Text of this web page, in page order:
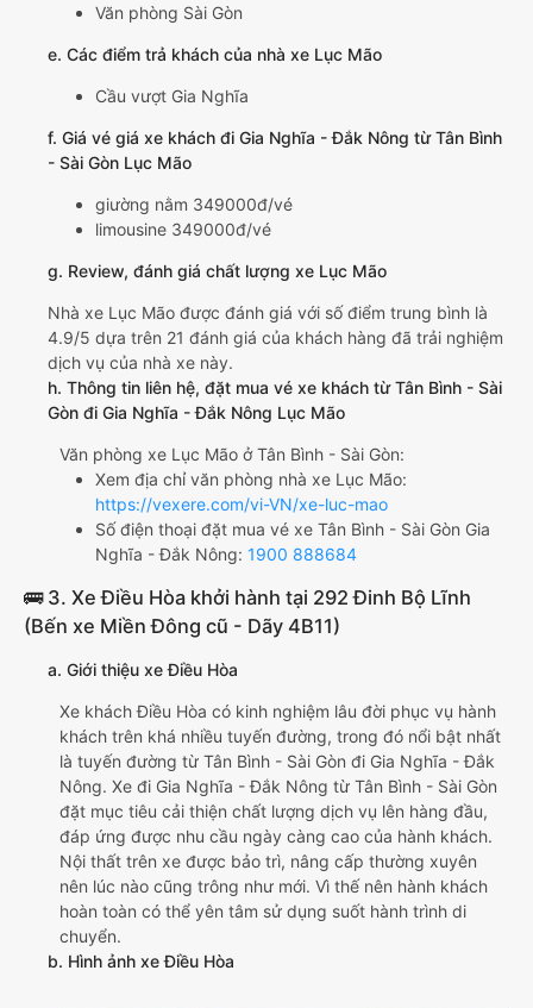
Văn phòng Sài Gòn
e. Các điểm trả khách của nhà xe Lục Mão
Cầu vượt Gia Nghĩa
f. Giá vé giá xe khách đi Gia Nghĩa - Đắk Nông từ Tân Bình
- Sài Gòn Lục Mão
giường nằm 349000đ/vé
limousine 349000đ/vé
g. Review, đánh giá chất lượng xe Lục Mão
Nhà xe Lục Mão được đánh giá với số điểm trung bình là
4.9/5 dựa trên 21 đánh giá của khách hàng đã trải nghiệm
dịch vụ của nhà xe này.
h. Thông tin liên hệ, đặt mua vé xe khách từ Tân Bình - Sài
Gòn đi Gia Nghĩa - Đắk Nông Lục Mão
Văn phòng xe Lục Mão ở Tân Bình - Sài Gòn:
Xem địa chỉ văn phòng nhà xe Lục Mão:
https://vexere.com/vi-VN/xe-luc-mao
Số điện thoại đặt mua vé xe Tân Bình - Sài Gòn Gia
Nghĩa - Đắk Nông: 1900 888684
🚌 3. Xe Điều Hòa khởi hành tại 292 Đinh Bộ Lĩnh
(Bến xe Miền Đông cũ - Dãy 4B11)
a. Giới thiệu xe Điều Hòa
Xe khách Điều Hòa có kinh nghiệm lâu đời phục vụ hành
khách trên khá nhiều tuyến đường, trong đó nổi bật nhất
là tuyến đường từ Tân Bình - Sài Gòn đi Gia Nghĩa - Đắk
Nông. Xe đi Gia Nghĩa - Đắk Nông từ Tân Bình - Sài Gòn
đặt mục tiêu cải thiện chất lượng dịch vụ lên hàng đầu,
đáp ứng được nhu cầu ngày càng cao của hành khách.
Nội thất trên xe được bảo trì, nâng cấp thường xuyên
nên lúc nào cũng trông như mới. Vì thế nên hành khách
hoàn toàn có thể yên tâm sử dụng suốt hành trình di
chuyển.
b. Hình ảnh xe Điều Hòa